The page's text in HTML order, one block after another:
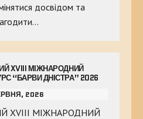
досвідом та
XVIII МІЖНАРОДНИЙ
“БАРВИ ДНІСТРА” 2026
2026
XVIII МІЖНАРОДНИЙ